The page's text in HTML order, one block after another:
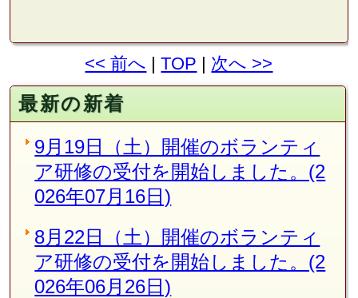
<< 前へ |TOP | 次へ >>
最新の新着
9月19日（土）開催のボランティ
ア研修の受付を開始しました。(2
026年07月16日)
8月22日（土）開催のボランティ
ア研修の受付を開始しました。(2
026年06月26日)